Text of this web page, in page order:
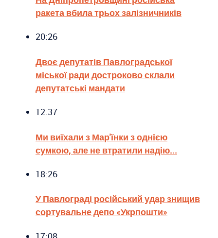
ракета вбила трьох залізничників
20:26
Двоє депутатів Павлоградської
міської ради достроково склали
депутатські мандати
12:37
Ми виїхали з Мар'їнки з однією
сумкою, але не втратили надію...
18:26
У Павлограді російський удар знищив
сортувальне депо «Укрпошти»